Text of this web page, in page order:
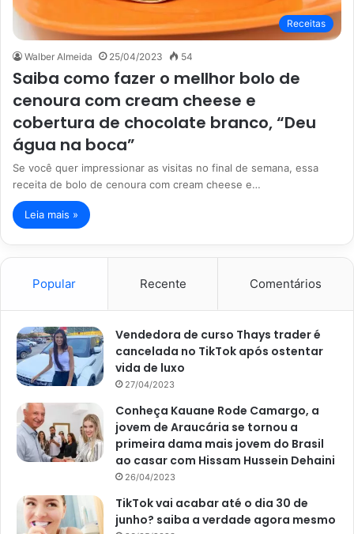
Receitas
Walber Almeida 25/04/2023 54
Saiba como fazer o mellhor bolo de
cenoura com cream cheese e
cobertura de chocolate branco, “Deu
água na boca”
Se você quer impressionar as visitas no final de semana, essa
receita de bolo de cenoura com cream cheese e…
Leia mais »
Popular Recente Comentários
Vendedora de curso Thays trader é
cancelada no TikTok após ostentar
vida de luxo
27/04/2023
Conheça Kauane Rode Camargo, a
jovem de Araucária se tornou a
primeira dama mais jovem do Brasil
ao casar com Hissam Hussein Dehaini
26/04/2023
TikTok vai acabar até o dia 30 de
junho? saiba a verdade agora mesmo